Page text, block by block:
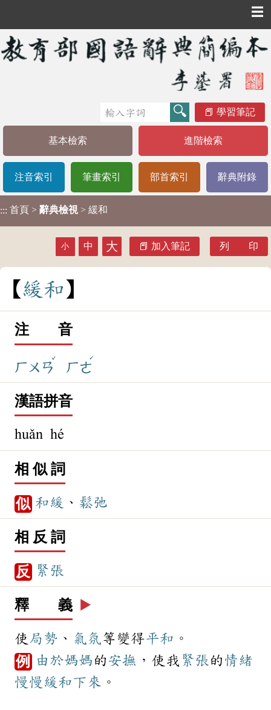
☰
學習筆記
基本檢索 進階檢索
注音索引 筆畫索引 部首索引 辭典附錄
::: 首頁 > 辭典檢視 > 緩和
小 中 大 加入筆記 列 印
緩和
注 音
ㄏㄨㄢ
ˇ
ㄏㄜ
ˊ
漢語拼音
huǎn hé
相 似 詞
似 和緩 、 鬆弛
相 反 詞
反 緊張
釋 義 ▶️
使 局勢 、 氣氛 等變得平和 。
例 由於媽媽 的安撫 ，使我 緊張 的 情緒
慢慢 緩和下來 。